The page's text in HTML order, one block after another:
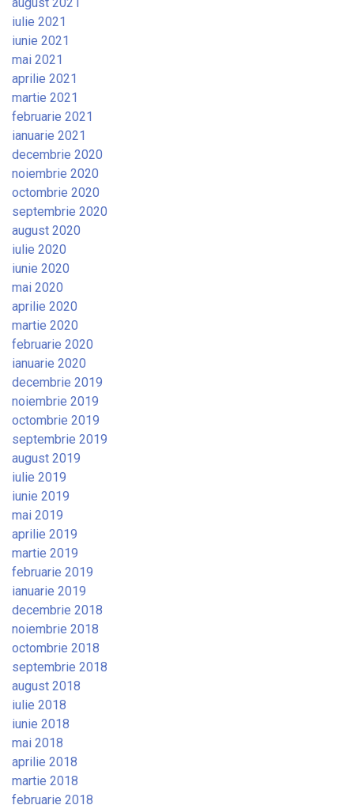
iulie 2021
iunie 2021
mai 2021
aprilie 2021
martie 2021
februarie 2021
ianuarie 2021
decembrie 2020
noiembrie 2020
octombrie 2020
septembrie 2020
august 2020
iulie 2020
iunie 2020
mai 2020
aprilie 2020
martie 2020
februarie 2020
ianuarie 2020
decembrie 2019
noiembrie 2019
octombrie 2019
septembrie 2019
august 2019
iulie 2019
iunie 2019
mai 2019
aprilie 2019
martie 2019
februarie 2019
ianuarie 2019
decembrie 2018
noiembrie 2018
octombrie 2018
septembrie 2018
august 2018
iulie 2018
iunie 2018
mai 2018
aprilie 2018
martie 2018
februarie 2018